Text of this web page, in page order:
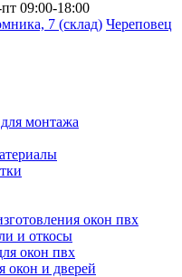
09:00-18:00
7 (склад) Череповец
монтажа
окон пвх
и откосы
окон пвх
окон и дверей